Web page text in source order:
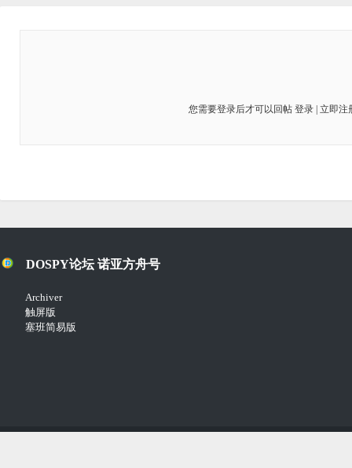
您需要登录后才可以回帖 登录| 立即注
DOSPY论坛 诺亚方舟号
Archiver
触屏版
塞班简易版